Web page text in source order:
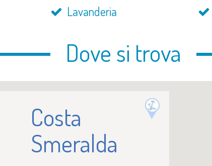
Lavanderia
Dove si trova
Costa
Smeralda